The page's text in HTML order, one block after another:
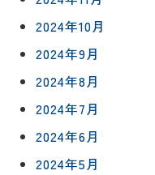
2024年10月
2024年9月
2024年8月
2024年7月
2024年6月
2024年5月